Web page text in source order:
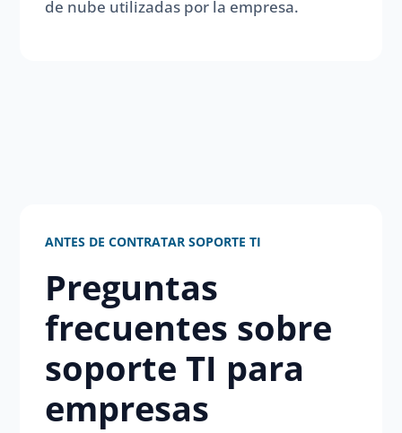
de nube utilizadas por la empresa.
ANTES DE CONTRATAR SOPORTE TI
Preguntas
frecuentes sobre
soporte TI para
empresas